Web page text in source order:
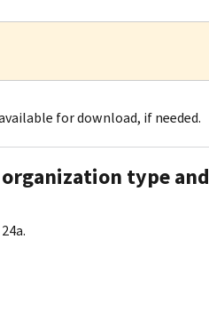
for download, if needed.
type and